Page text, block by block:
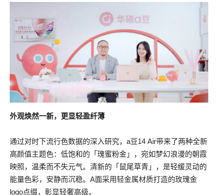
外观焕然一新，更显轻盈纤薄
通过对时下流行色数据的深入研究，a豆14 Air带来了两种全新
高颜值主题色：低饱和的「瑰蜜粉金」，宛如梦幻浪漫的朝霞
映照，温柔而不失元气。清新的「鼠尾草青」，是轻缓灵动的
能量色彩，安静而沉稳。A面采用轻金属材质打造的玫瑰金
logo点缀，彰显轻奢高级。